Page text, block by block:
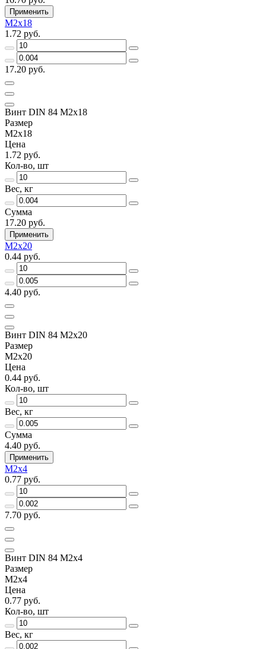
Применить
М2х18
1.72 руб.
17.20 руб.
Винт DIN 84 М2х18
Размер
М2х18
Цена
1.72 руб.
Кол-во, шт
Вес, кг
Сумма
17.20 руб.
Применить
М2х20
0.44 руб.
4.40 руб.
Винт DIN 84 М2х20
Размер
М2х20
Цена
0.44 руб.
Кол-во, шт
Вес, кг
Сумма
4.40 руб.
Применить
М2х4
0.77 руб.
7.70 руб.
Винт DIN 84 М2х4
Размер
М2х4
Цена
0.77 руб.
Кол-во, шт
Вес, кг